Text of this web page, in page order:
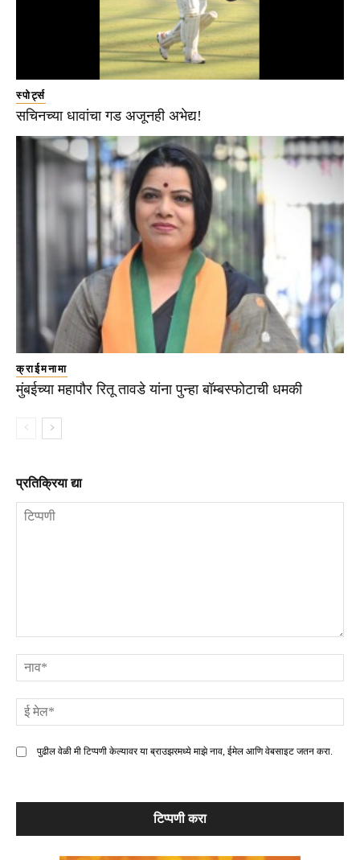
स्पोर्ट्स
सचिनच्या धावांचा गड अजूनही अभेद्य!
क्राईमनामा
मुंबईच्या महापौर रितू तावडे यांना पुन्हा बॉम्बस्फोटाची धमकी
प्रतिक्रिया द्या
पुढील वेळी मी टिप्पणी केल्यावर या ब्राउझरमध्ये माझे नाव, ईमेल आणि वेबसाइट जतन करा.